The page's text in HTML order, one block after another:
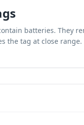
batteries. They
the tag at close range.